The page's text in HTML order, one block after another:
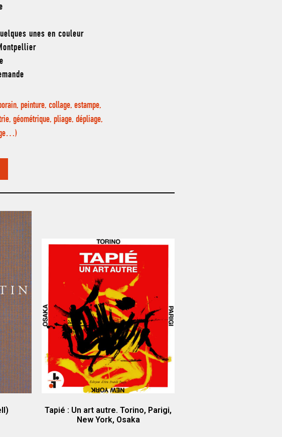
unes en couleur
peinture, collage, estampe,
géométrique, pliage, dépliage,
Tapié : Un art autre. Torino, Parigi,
New York, Osaka